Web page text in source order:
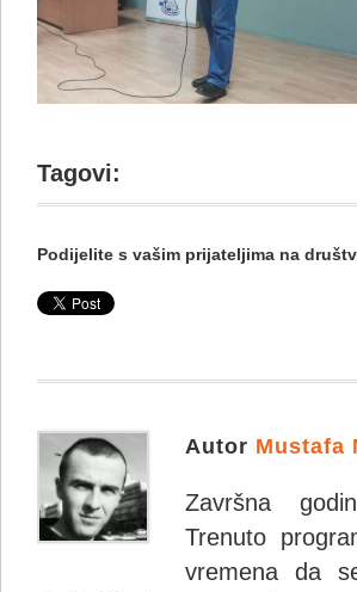
Tagovi:
Podijelite s vašim prijateljima na
Autor Mustafa
Završna
Trenuto
vremena da